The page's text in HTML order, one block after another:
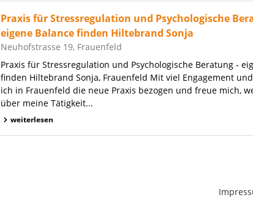
Praxis für Stressregulation und Psychologische
eigene Balance finden Hiltebrand Sonja
Neuhofstrasse 19, Frauenfeld
Praxis für Stressregulation und Psychologische Beratung -
finden Hiltebrand Sonja, Frauenfeld Mit viel Engagement
ich in Frauenfeld die neue Praxis bezogen und freue mich,
über meine Tätigkeit...
weiterlesen